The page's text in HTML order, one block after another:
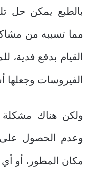
بالطبع يمكن حل
مما تسببه من
القيام بدفع
الفيروسات وجعلها
ولكن هناك
وعدم الحصول
مكان المطور، أو أي